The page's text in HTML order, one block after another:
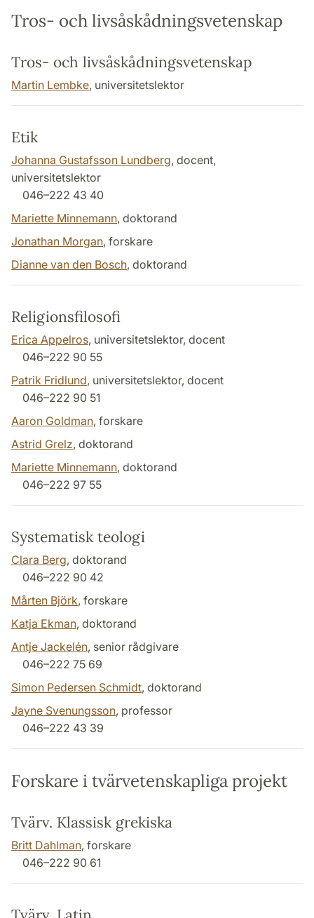
Tros- och livsåskådningsvetenskap
Tros- och livsåskådningsvetenskap
Martin Lembke, universitetslektor
Etik
Johanna Gustafsson Lundberg, docent,
universitetslektor
046–222 43 40
Mariette Minnemann, doktorand
Jonathan Morgan, forskare
Dianne van den Bosch, doktorand
Religionsfilosofi
Erica Appelros, universitetslektor, docent
046–222 90 55
Patrik Fridlund, universitetslektor, docent
046–222 90 51
Aaron Goldman, forskare
Astrid Grelz, doktorand
Mariette Minnemann, doktorand
046–222 97 55
Systematisk teologi
Clara Berg, doktorand
046–222 90 42
Mårten Björk, forskare
Katja Ekman, doktorand
Antje Jackelén, senior rådgivare
046–222 75 69
Simon Pedersen Schmidt, doktorand
Jayne Svenungsson, professor
046–222 43 39
Forskare i tvärvetenskapliga projekt
Tvärv. Klassisk grekiska
Britt Dahlman, forskare
046–222 90 61